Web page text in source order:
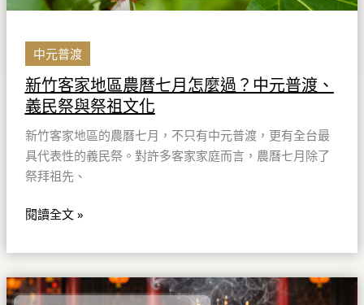
中元普渡
新竹客家地區農曆七月怎麼過？中元普渡、
義民祭與祭祖文化
新竹客家地區的農曆七月，不只有中元普渡，更有全台最
具代表性的義民祭。對許多客家家庭而言，農曆七月除了
祭拜祖先、
麼
中
元
普
渡、
義
民
祭
祭
文
化
閱讀全文 »
中